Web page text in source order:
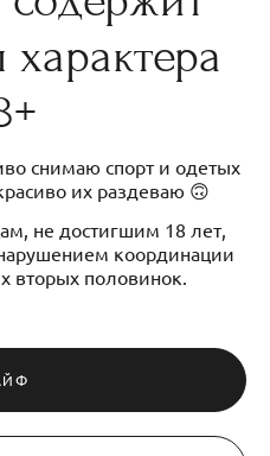
снимаю спорт и одетых
их раздеваю 🙃
не достигшим 18 лет,
координации
вторых половинок.